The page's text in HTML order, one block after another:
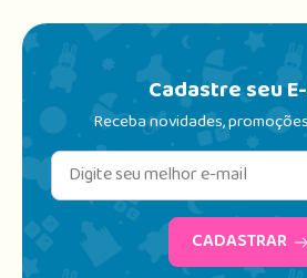
Cadastre seu
Receba novidades,
CADASTRAR